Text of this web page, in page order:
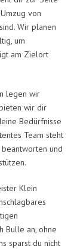
von
Wir planen
um
am Zielort
legen wir
wir dir
Bedürfnisse
Team steht
und
Klein
Bulle an, ohne
sparst du nicht